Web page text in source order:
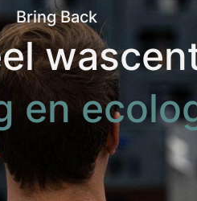
Bring Back
en